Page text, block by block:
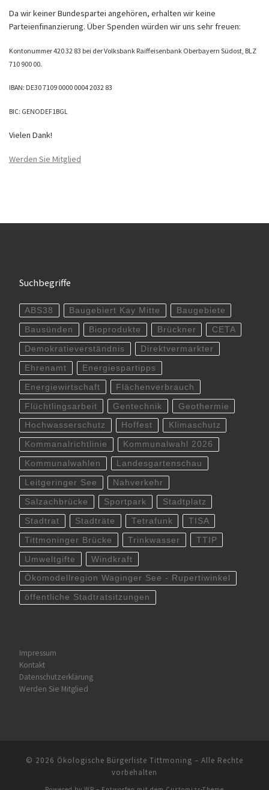
Da wir keiner Bundespartei angehören, erhalten wir keine
Parteienfinanzierung. Über Spenden würden wir uns sehr freuen:
Kontonummer 420 32 83 bei der Volksbank Raiffeisenbank Oberbayern Südost, BLZ
710 900 00.
IBAN: DE30 7109 0000 0004 2032 83
BIC: GENODEF1BGL
Vielen Dank!
Werden Sie Mitglied
Suchbegriffe
ABS38 Baugebiert Kay Mitte Baugebiete
Bausünden Bioprodukte Brückner CETA
Demokratieverständnis Direktvermarkter
Ehrenamt Energiespartipps
Energiewirtschaft Flächenverbrauch
Flüchtlingsarbeit Gentechnik Geothermie
Hochwasserschutz Hoffest Klimaschutz
Kommanalrichtlinie Kommunalwahl 2026
Kommunalwahlen Landesgartenschau
Leitgeringer See Nahverkehr
Salzachbrücke Sportpark Stadtplatz
Stadtrat Stadträte Tetrafunk TISA
Tittmoninger Brücke Trinkwasser TTIP
Umweltgifte Windkraft
Ökomodellregion Waginger See - Rupertiwinkel
öffentliche Stadtratsitzungen
Impressum
Kontakt
Datenschutzerklärung
Werden Sie Mitglied
© 2026 Ökologische Bürgerliste Tittmoning – Alle Rechte
vorbehalten